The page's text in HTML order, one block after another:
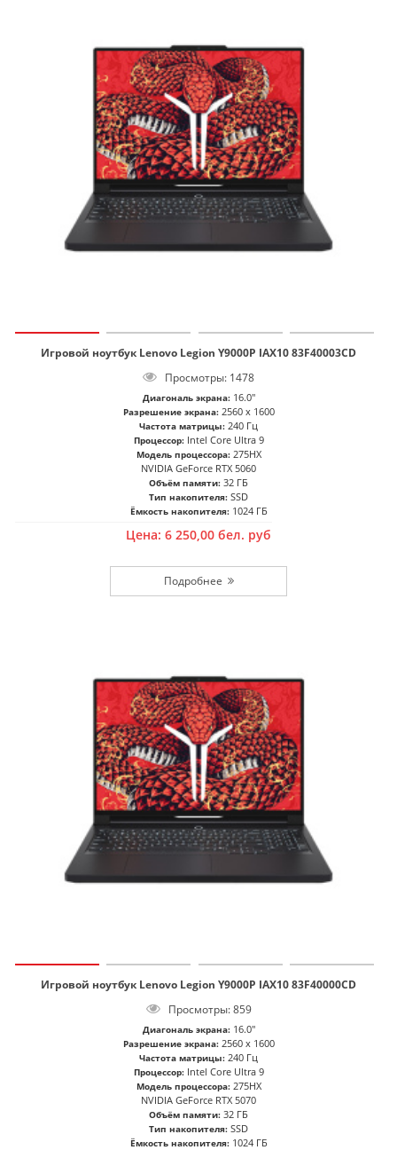
Игровой ноутбук Lenovo Legion Y9000P IAX10 83F40003CD
Просмотры: 1478
Диагональ экрана: 16.0"
Разрешение экрана: 2560 x 1600
Частота матрицы: 240 Гц
Процессор: Intel Core Ultra 9
Модель процессора: 275HX
NVIDIA GeForce RTX 5060
Объём памяти: 32 ГБ
Тип накопителя: SSD
Ёмкость накопителя: 1024 ГБ
Цена: 6 250,00 бел. руб
Игровой ноутбук Lenovo Legion Y9000P IAX10 83F40000CD
Просмотры: 859
Диагональ экрана: 16.0"
Разрешение экрана: 2560 x 1600
Частота матрицы: 240 Гц
Процессор: Intel Core Ultra 9
Модель процессора: 275HX
NVIDIA GeForce RTX 5070
Объём памяти: 32 ГБ
Тип накопителя: SSD
Ёмкость накопителя: 1024 ГБ